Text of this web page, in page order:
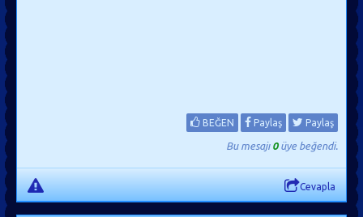
BEĞEN Paylaş Paylaş
Bu mesajı 0üye beğendi.
Cevapla